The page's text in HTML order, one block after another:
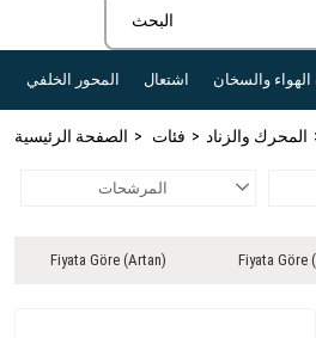
المحور الخلفي اشتعال والسخان
الصفحة الرئيسية فئات المحرك والزناد
المرشحات
Fiyata Göre (Artan) Fiyata Göre